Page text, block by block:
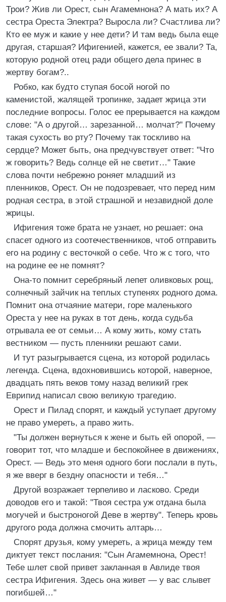
Трои? Жив ли Орест, сын Агамемнона? А мать их? А
сестра Ореста Электра? Выросла ли? Счастлива ли?
Кто ее муж и какие у нее дети? И там ведь была еще
другая, старшая? Ифигенией, кажется, ее звали? Та,
которую родной отец ради общего дела принес в
жертву богам?..
Робко, как будто ступая босой ногой по
каменистой, жалящей тропинке, задает жрица эти
последние вопросы. Голос ее прерывается на каждом
слове: "А о другой… зарезанной… молчат?" Почему
такая сухость во рту? Почему так тоскливо на
сердце? Может быть, она предчувствует ответ: "Что
ж говорить? Ведь солнце ей не светит…" Такие
слова почти небрежно роняет младший из
пленников, Орест. Он не подозревает, что перед ним
родная сестра, в этой страшной и незавидной доле
жрицы.
Ифигения тоже брата не узнает, но решает: она
спасет одного из соотечественников, чтоб отправить
его на родину с весточкой о себе. Что ж с того, что
на родине ее не помнят?
Она-то помнит серебряный лепет оливковых рощ,
солнечный зайчик на теплых ступенях родного дома.
Помнит она отчаяние матери, горе маленького
Ореста у нее на руках в тот день, когда судьба
отрывала ее от семьи… А кому жить, кому стать
вестником — пусть пленники решают сами.
И тут разыгрывается сцена, из которой родилась
легенда. Сцена, вдохновившись которой, наверное,
двадцать пять веков тому назад великий грек
Еврипид написал свою великую трагедию.
Орест и Пилад спорят, и каждый уступает другому
не право умереть, а право жить.
"Ты должен вернуться к жене и быть ей опорой, —
говорит тот, что младше и беспокойнее в движениях,
Орест. — Ведь это меня одного боги послали в путь,
я же вверг в бездну опасности и тебя…"
Другой возражает терпеливо и ласково. Среди
доводов его и такой: "Твоя сестра уж отдана была
могучей и быстроногой Деве в жертву". Теперь кровь
другого рода должна смочить алтарь…
Спорят друзья, кому умереть, а жрица между тем
диктует текст послания: "Сын Агамемнона, Орест!
Тебе шлет свой привет закланная в Авлиде твоя
сестра Ифигения. Здесь она живет — у вас слывет
погибшей…"